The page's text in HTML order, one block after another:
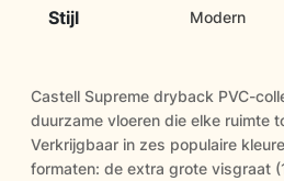
Stijl
Modern
Castell Supreme dryback PVC-
duurzame vloeren die elke ruimte
Verkrijgbaar in zes populaire
formaten: de extra grote visgraat